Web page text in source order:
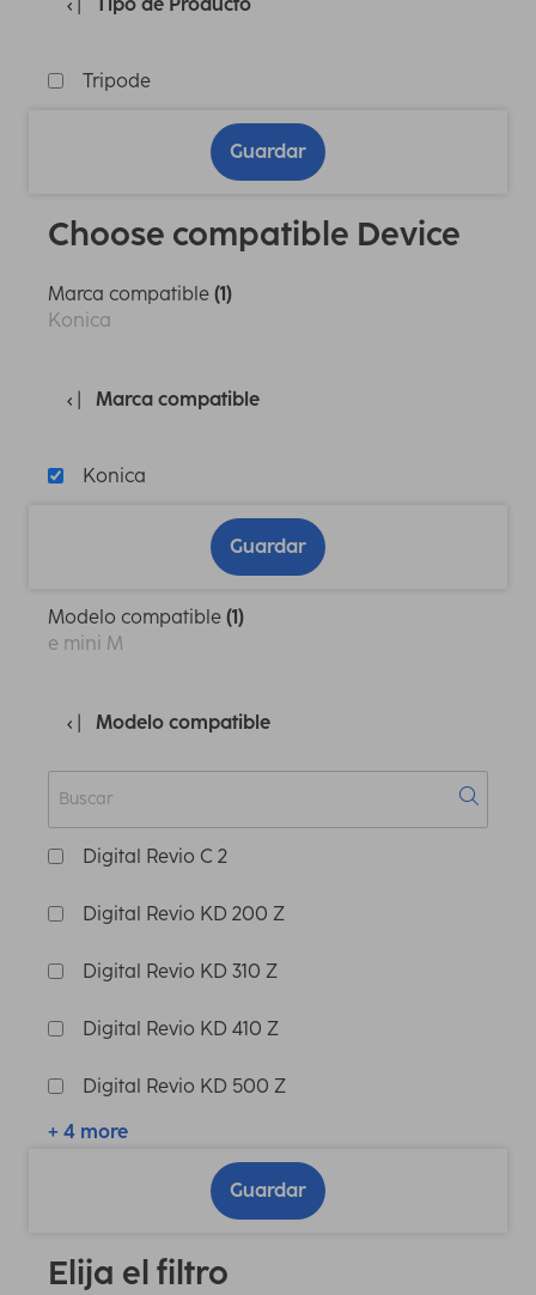
Tripode
Guardar
Choose compatible Device
Marca compatible (1)
Konica
Marca compatible
Konica
Guardar
Modelo compatible (1)
e mini M
Modelo compatible
Digital Revio C 2
Digital Revio KD 200 Z
Digital Revio KD 310 Z
Digital Revio KD 410 Z
Digital Revio KD 500 Z
+ 4 more
Guardar
Elija el filtro